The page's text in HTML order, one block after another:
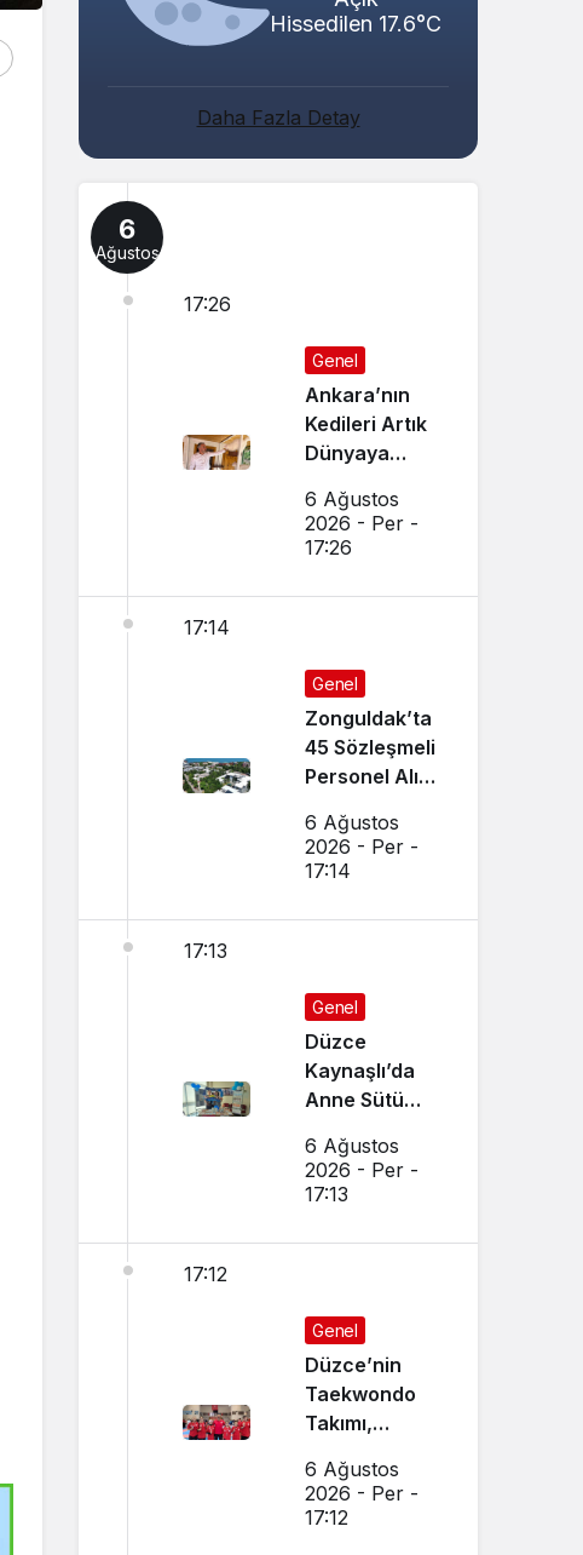
Hissedilen 17.6°C
Daha Fazla Detay
6
Ağustos
17:26
Genel
Ankara’nın
Kedileri Artık
Dünyaya
Tanıtılıyor
6 Ağustos
2026 - Per -
17:26
17:14
Genel
Zonguldak’ta
45 Sözleşmeli
Personel Alımı
6 Ağustos
2026 - Per -
17:14
17:13
Genel
Düzce
Kaynaşlı’da
Anne Sütü
İçin Etkinlik
Düzenlendi
6 Ağustos
2026 - Per -
17:13
17:12
Genel
Düzce’nin
Taekwondo
Takımı,
Başarı
Sağladı
6 Ağustos
2026 - Per -
17:12